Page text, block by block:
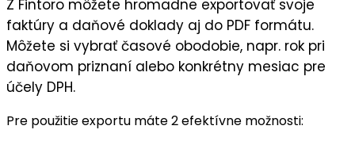
Z Fintoro môžete hromadne exportovať svoje
faktúry a daňové doklady aj do PDF formátu.
Môžete si vybrať časové obodobie, napr. rok pri
daňovom priznaní alebo konkrétny mesiac pre
účely DPH.
Pre použitie exportu máte 2 efektívne možnosti: